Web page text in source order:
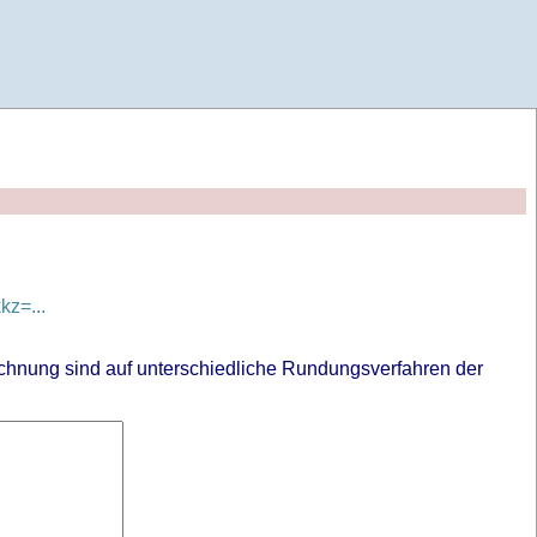
sind auf unterschiedliche Rundungsverfahren der